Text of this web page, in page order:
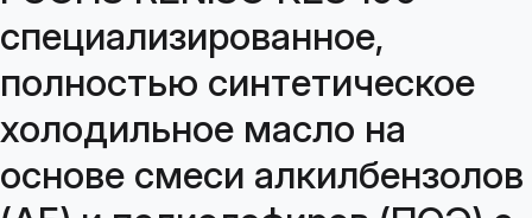
специализированное,
полностью синтетическое
холодильное масло на
основе смеси алкилбензолов